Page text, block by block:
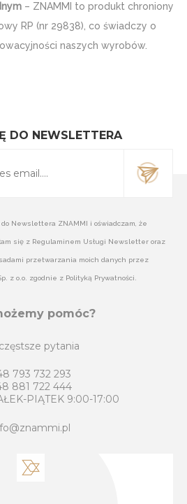
– ZNAMMI to produkt chroniony
RP (nr 29838), co świadczy o
naszych wyrobów.
DO NEWSLETTERA
Newslettera ZNAMMI i oświadczam, że
się z Regulaminem Usługi Newsletter oraz
przetwarzania moich danych przez
z o.o. zgodnie z Polityką Prywatności.
pomóc?
pytania
793 732 293
881 722 444
PIĄTEK 9:00-17:00